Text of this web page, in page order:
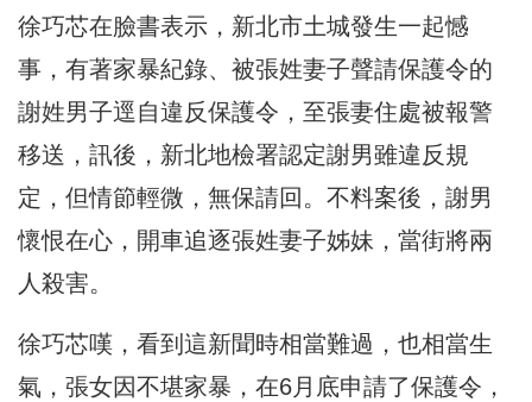
徐巧芯在臉書表示，新北市土城發生一起憾
事，有著家暴紀錄、被張姓妻子聲請保護令的
謝姓男子逕自違反保護令，至張妻住處被報警
移送，訊後，新北地檢署認定謝男雖違反規
定，但情節輕微，無保請回。不料案後，謝男
懷恨在心，開車追逐張姓妻子姊妹，當街將兩
人殺害。
徐巧芯嘆，看到這新聞時相當難過，也相當生
氣，張女因不堪家暴，在6月底申請了保護令，